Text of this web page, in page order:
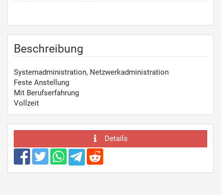
Beschreibung
Systemadministration, Netzwerkadministration
Feste Anstellung
Mit Berufserfahrung
Vollzeit
Details